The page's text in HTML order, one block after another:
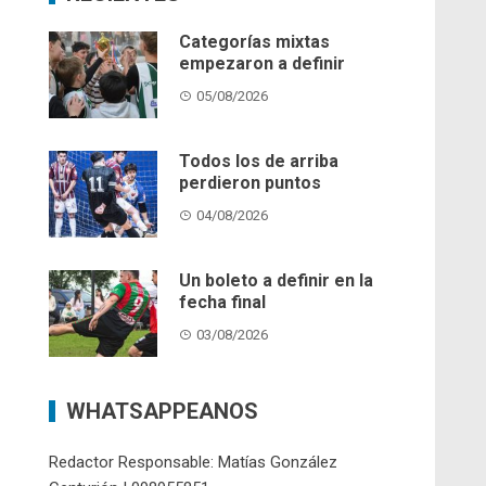
Categorías mixtas
empezaron a definir
05/08/2026
Todos los de arriba
perdieron puntos
04/08/2026
Un boleto a definir en la
fecha final
03/08/2026
WHATSAPPEANOS
Redactor Responsable: Matías González